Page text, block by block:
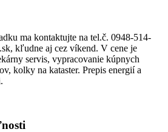
ma kontaktujte na tel.č. 0948-514-
kľudne aj cez víkend. V cene je
servis, vypracovanie kúpnych
kolky na kataster. Prepis energií a